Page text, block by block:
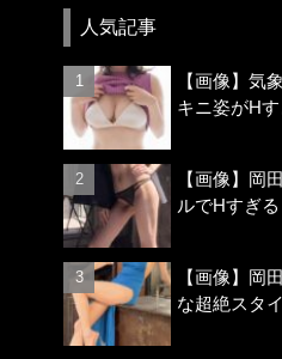
人気記事
【画像】気
キニ姿がHす
【画像】岡
ルでHすぎる
【画像】岡
な超絶スタ